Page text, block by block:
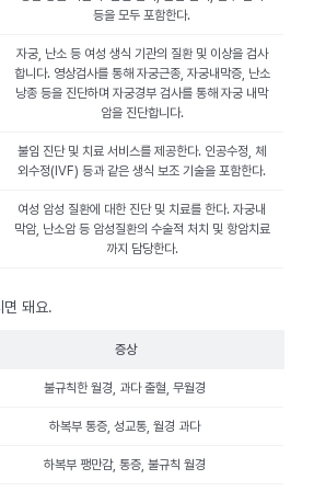
등을 모두 포함한다.
자궁, 난소 등 여성 생식 기관의 질환 및 이상을 검사
합니다. 영상검사를 통해 자궁근종, 자궁내막증, 난소
낭종 등을 진단하며 자궁경부 검사를 통해 자궁 내막
암을 진단합니다.
불임 진단 및 치료 서비스를 제공한다. 인공수정, 체
외수정(IVF) 등과 같은 생식 보조 기술을 포함한다.
여성 암성 질환에 대한 진단 및 치료를 한다. 자궁내
막암, 난소암 등 암성질환의 수술적 처치 및 항암치료
까지 담당한다.
면 돼요.
증상
불규칙한 월경, 과다 출혈, 무월경
하복부 통증, 성교통, 월경 과다
하복부 팽만감, 통증, 불규칙 월경